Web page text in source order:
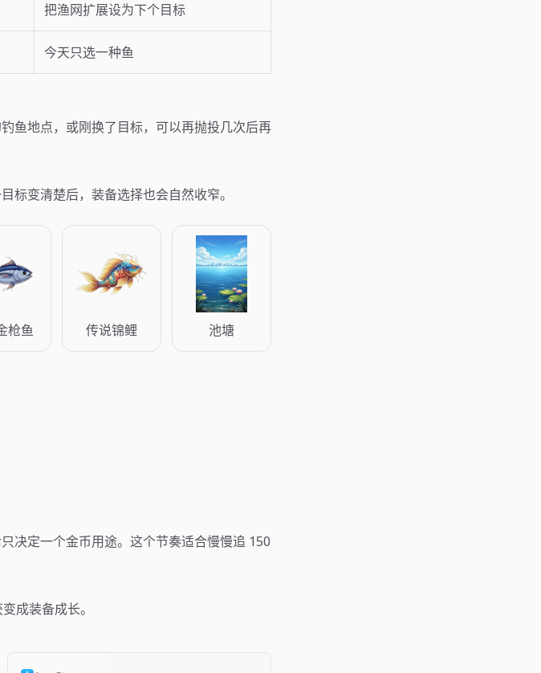
把渔网扩展设为下个目标
今天只选一种鱼
鱼地点，或刚换了目标，可以再抛投几次后再
标变清楚后，装备选择也会自然收窄。
枪鱼 传说锦鲤 池塘
决定一个金币用途。这个节奏适合慢慢追 150
成装备成长。